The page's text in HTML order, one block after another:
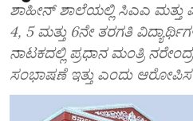
ಶಾಹೀನ್‌ ಶಾಲೆಯಲ್ಲಿ ಸಿಎಎ
4, 5 ಮತ್ತು 6ನೇ ತರಗತಿ
ನಾಟಕದಲ್ಲಿ ಪ್ರಧಾನ ಮಂತ್ರಿ
ಸಂಭಾಷಣೆ ಇತ್ತು ಎಂದು